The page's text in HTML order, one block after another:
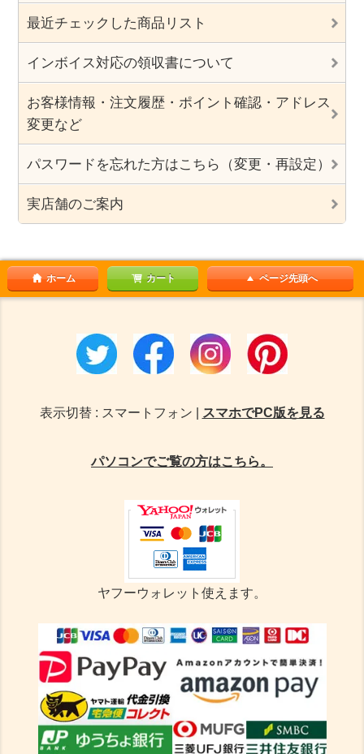
最近チェックした商品リスト
インボイス対応の領収書について
お客様情報・注文履歴・ポイント確認・アドレス
変更など
パスワードを忘れた方はこちら（変更・再設定）
実店舗のご案内
ホーム カート ページ先頭へ
表示切替 : スマートフォン | スマホでPC版を見る
パソコンでご覧の方はこちら。
ヤフーウォレット使えます。